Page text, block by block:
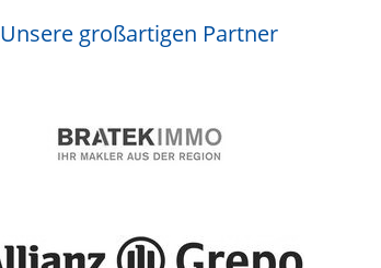
Unsere großartigen Partner